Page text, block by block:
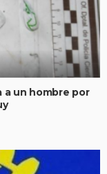
a un hombre por